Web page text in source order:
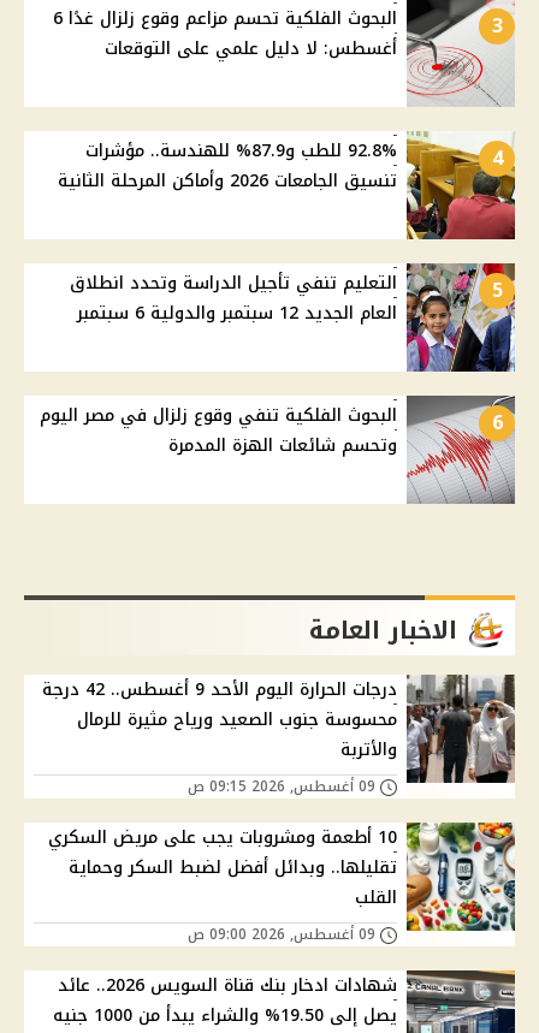
3
البحوث الفلكية تحسم مزاعم وقوع زلزال غدًا 6
أغسطس: لا دليل علمي على التوقعات
4
92.8% للطب و87.9% للهندسة.. مؤشرات
تنسيق الجامعات 2026 وأماكن المرحلة الثانية
5
التعليم تنفي تأجيل الدراسة وتحدد انطلاق
العام الجديد 12 سبتمبر والدولية 6 سبتمبر
6
البحوث الفلكية تنفي وقوع زلزال في مصر اليوم
وتحسم شائعات الهزة المدمرة
الاخبار العامة
درجات الحرارة اليوم الأحد 9 أغسطس.. 42 درجة
محسوسة جنوب الصعيد ورياح مثيرة للرمال
والأتربة
10 أطعمة ومشروبات يجب على مريض السكري
تقليلها.. وبدائل أفضل لضبط السكر وحماية
القلب
شهادات ادخار بنك قناة السويس 2026.. عائد
يصل إلى 19.50% والشراء يبدأ من 1000 جنيه